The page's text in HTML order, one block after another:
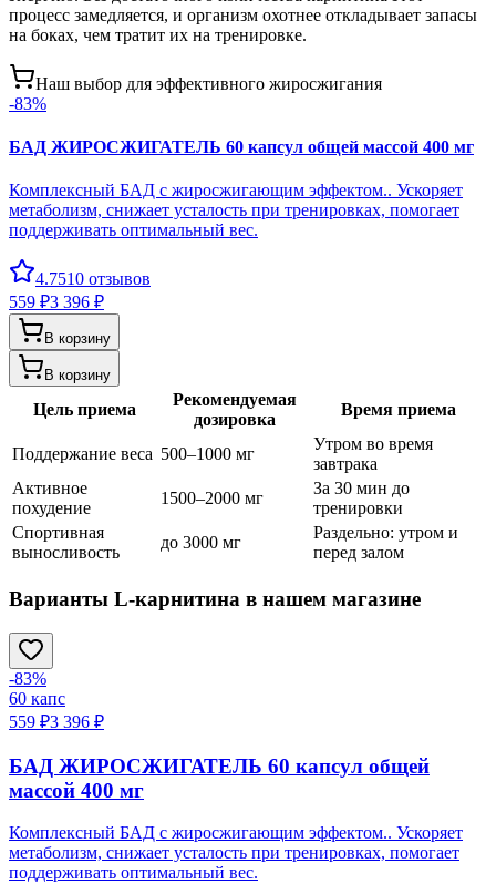
процесс замедляется, и организм охотнее откладывает запасы
на боках, чем тратит их на тренировке.
Наш выбор для эффективного жиросжигания
-83%
БАД ЖИРОСЖИГАТЕЛЬ 60 капсул общей массой 400 мг
Комплексный БАД с жиросжигающим эффектом.. Ускоряет
метаболизм, снижает усталость при тренировках, помогает
поддерживать оптимальный вес.
4.7510 отзывов
559 ₽3 396 ₽
В корзину
В корзину
Цель приема
Рекомендуемая
дозировка
Время приема
Поддержание веса 500–1000 мг
Утром во время
завтрака
Активное
похудение
1500–2000 мг
За 30 мин до
тренировки
Спортивная
выносливость
до 3000 мг
Раздельно: утром и
перед залом
Варианты L-карнитина в нашем магазине
-83%
60 капс
559 ₽3 396 ₽
БАД ЖИРОСЖИГАТЕЛЬ 60 капсул общей
массой 400 мг
Комплексный БАД с жиросжигающим эффектом.. Ускоряет
метаболизм, снижает усталость при тренировках, помогает
поддерживать оптимальный вес.